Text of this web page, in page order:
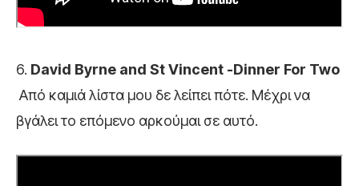
6. David Byrne and St Vincent -Dinner For Two
Από καμιά λίστα μου δε λείπει πότε. Μέχρι να
βγάλει το επόμενο αρκούμαι σε αυτό.